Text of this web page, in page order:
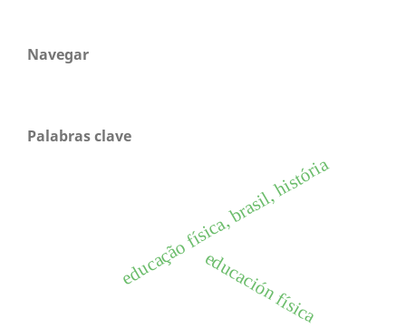
Navegar
Palabras clave
educación física
educação física, brasil, história